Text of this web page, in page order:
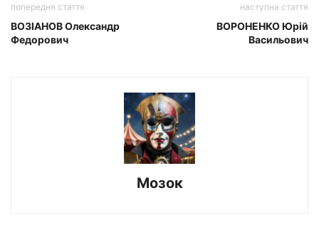
попередня стаття
ВОЗІАНОВ Олександр
Федорович
наступна стаття
ВОРОНЕНКО Юрій
Васильович
Мозок